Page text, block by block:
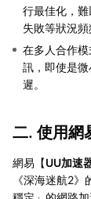
行最佳化，
失敗等狀況頻
在多人合作
訊，即使是
遲。
二. 使用網
網易【UU加速
《深海迷航2